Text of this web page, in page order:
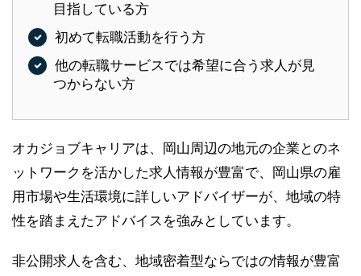
目指している方
初めて転職活動を行う方
他の転職サービスでは希望に合う求人が見
つからない方
オカジョブキャリアは、岡山周辺の地元の企業とのネ
ットワークを活かした求人情報が豊富で、岡山県の雇
用市場や生活環境に詳しいアドバイザーが、地域の特
性を踏まえたアドバイスを強みとしています。
非公開求人を含む、地域密着型ならではの情報が豊富